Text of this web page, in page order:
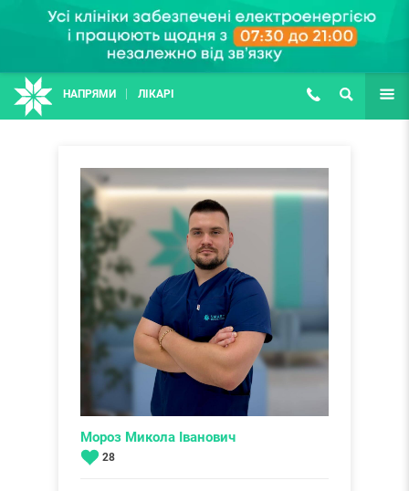
НАПРЯМИ ЛІКАРІ (067) 127-03-03
ПОШУК ЩЕ
Мороз Микола Іванович
28